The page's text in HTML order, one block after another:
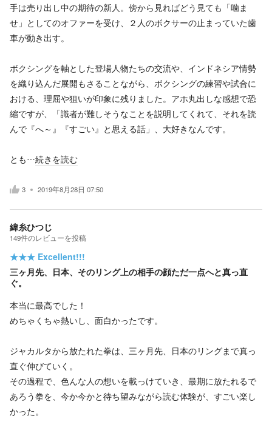
手は売り出し中の期待の新人。傍から見ればどう見ても「噛ま
せ」としてのオファーを受け、２人のボクサーの止まっていた歯
車が動き出す。
ボクシングを軸とした登場人物たちの交流や、インドネシア情勢
を織り込んだ展開もさることながら、ボクシングの練習や試合に
おける、理屈や狙いが印象に残りました。アホ丸出しな感想で恐
縮ですが、「識者が難しそうなことを説明してくれて、それを読
んで『へ～』『すごい』と思える話」、大好きなんです。
とも…続きを読む
3 2019年8月28日 07:50
緯糸ひつじ
149件のレビューを投稿
★★★ Excellent!!!
三ヶ月先、日本、そのリング上の相手の顔ただ一点へと真っ直
ぐ。
本当に最高でした！
めちゃくちゃ熱いし、面白かったです。
ジャカルタから放たれた拳は、三ヶ月先、日本のリングまで真っ
直ぐ伸びていく。
その過程で、色んな人の想いを載っけていき、最期に放たれるで
あろう拳を、今か今かと待ち望みながら読む体験が、すごい楽し
かった。